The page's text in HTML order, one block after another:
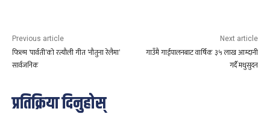
Previous article
फिल्म ‘पार्वती’को रत्यौली गीत ‘नौतुना रेलैमा’
सार्वजनिक
Next article
गाउँमै गाईपालनबाट वार्षिक ३५ लाख आम्दानी
गर्दै मधुसुदन
प्रतिक्रिया दिनुहोस्